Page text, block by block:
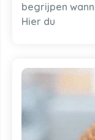
begrijpen
Hier du